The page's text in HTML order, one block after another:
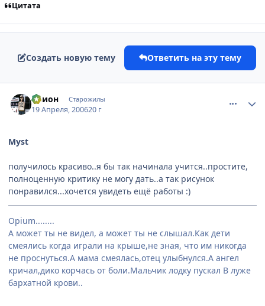
Цитата
Создать новую тему Ответить на эту тему
Элион Старожилы
19 Апреля, 200620 г
Myst
получилось красиво..я бы так начинала учится..простите,
полноценную критику не могу дать..а так рисунок
понравился...хочется увидеть ещё работы :)
Opium........
А может ты не видел, а может ты не слышал.Как дети
смеялись когда играли на крыше,не зная, что им никогда
не проснуться.А мама смеялась,отец улыбнулся.А ангел
кричал,дико корчась от боли.Мальчик лодку пускал В луже
бархатной крови..